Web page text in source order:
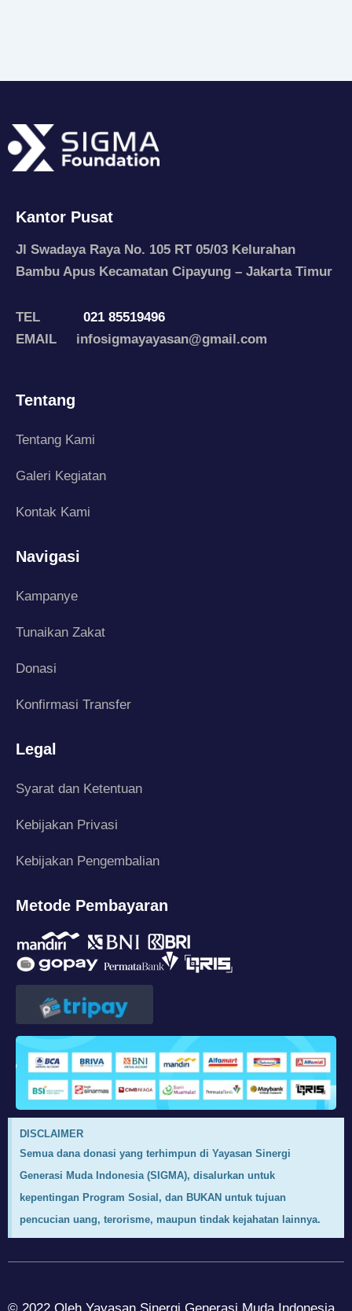
Kantor Pusat
Jl Swadaya Raya No. 105 RT 05/03 Kelurahan
Bambu Apus Kecamatan Cipayung – Jakarta Timur
TEL
021 85519496
EMAIL infosigmayayasan@gmail.com
Tentang
Tentang Kami
Galeri Kegiatan
Kontak Kami
Navigasi
Kampanye
Tunaikan Zakat
Donasi
Konfirmasi Transfer
Legal
Syarat dan Ketentuan
Kebijakan Privasi
Kebijakan Pengembalian
Metode Pembayaran
DISCLAIMER
Semua dana donasi yang terhimpun di Yayasan Sinergi
Generasi Muda Indonesia (SIGMA), disalurkan untuk
kepentingan Program Sosial, dan BUKAN untuk tujuan
pencucian uang, terorisme, maupun tindak kejahatan lainnya.
© 2022 Oleh Yayasan Sinergi Generasi Muda Indonesia,